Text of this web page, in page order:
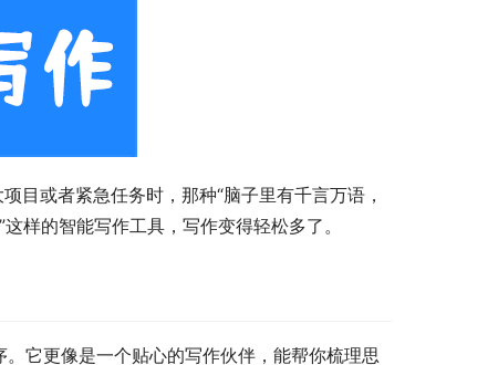
目或者紧急任务时，那种“脑子里有千言万语，
样的智能写作工具，写作变得轻松多了。
它更像是一个贴心的写作伙伴，能帮你梳理思